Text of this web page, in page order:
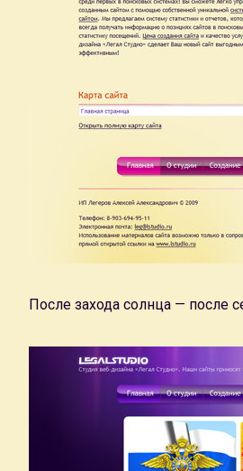
После захода солнца — после